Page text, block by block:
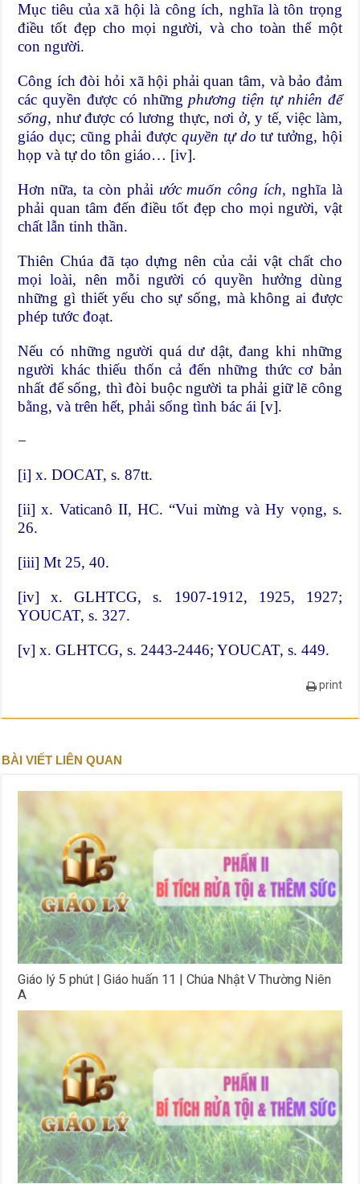
Mục tiêu của xã hội là công ích, nghĩa là tôn trọng
điều tốt đẹp cho mọi người, và cho toàn thể một
con người.
Công ích đòi hỏi xã hội phải quan tâm, và bảo đảm
các quyền được có nhữngphương tiện tự nhiên để
sống, như được có lương thực, nơi ở, y tế, việc làm,
giáo dục; cũng phải được quyền tự do tư tưởng, hội
họp và tự do tôn giáo… [iv].
Hơn nữa, ta còn phải ước muốn công ích, nghĩa là
phải quan tâm đến điều tốt đẹp cho mọi người, vật
chất lẫn tinh thần.
Thiên Chúa đã tạo dựng nên của cải vật chất cho
mọi loài, nên mỗi người có quyền hưởng dùng
những gì thiết yếu cho sự sống, mà không ai được
phép tước đoạt.
Nếu có những người quá dư dật, đang khi những
người khác thiếu thốn cả đến những thức cơ bản
nhất để sống, thì đòi buộc người ta phải giữ lẽ công
bằng, và trên hết, phải sống tình bác ái [v].
—
[i] x. DOCAT, s. 87tt.
[ii] x. Vaticanô II, HC. “Vui mừng và Hy vọng, s.
26.
[iii] Mt 25, 40.
[iv] x. GLHTCG, s. 1907-1912, 1925, 1927;
YOUCAT, s. 327.
[v] x. GLHTCG, s. 2443-2446; YOUCAT, s. 449.
print
BÀI VIẾT LIÊN QUAN
Giáo lý 5 phút | Giáo huấn 11 | Chúa Nhật V Thường Niên
A